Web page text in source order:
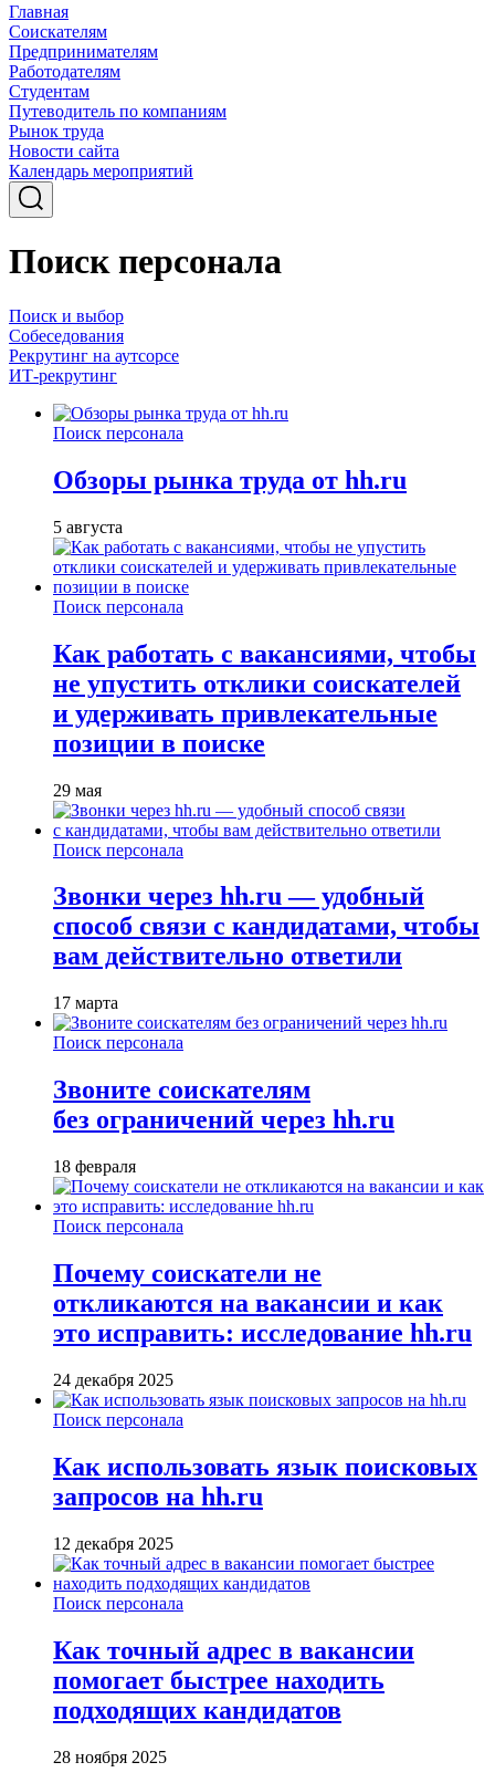
Главная
Соискателям
Предпринимателям
Работодателям
Студентам
Путеводитель по компаниям
Рынок труда
Новости сайта
Календарь мероприятий
Поиск персонала
Поиск и выбор
Собеседования
Рекрутинг на аутсорсе
ИТ-рекрутинг
Поиск персонала
Обзоры рынка труда от hh.ru
5 августа
Поиск персонала
Как работать с вакансиями, чтобы
не упустить отклики соискателей
и удерживать привлекательные
позиции в поиске
29 мая
Поиск персонала
Звонки через hh.ru — удобный
способ связи с кандидатами, чтобы
вам действительно ответили
17 марта
Поиск персонала
Звоните соискателям
без ограничений через hh.ru
18 февраля
Поиск персонала
Почему соискатели не
откликаются на вакансии и как
это исправить: исследование hh.ru
24 декабря 2025
Поиск персонала
Как использовать язык поисковых
запросов на hh.ru
12 декабря 2025
Поиск персонала
Как точный адрес в вакансии
помогает быстрее находить
подходящих кандидатов
28 ноября 2025